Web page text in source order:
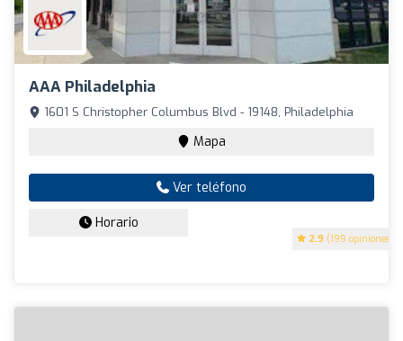
AAA Philadelphia
2.9 (199 opiniones)
1601 S Christopher Columbus Blvd - 19148, Philadelphia
Mapa
Ver teléfono
Horario